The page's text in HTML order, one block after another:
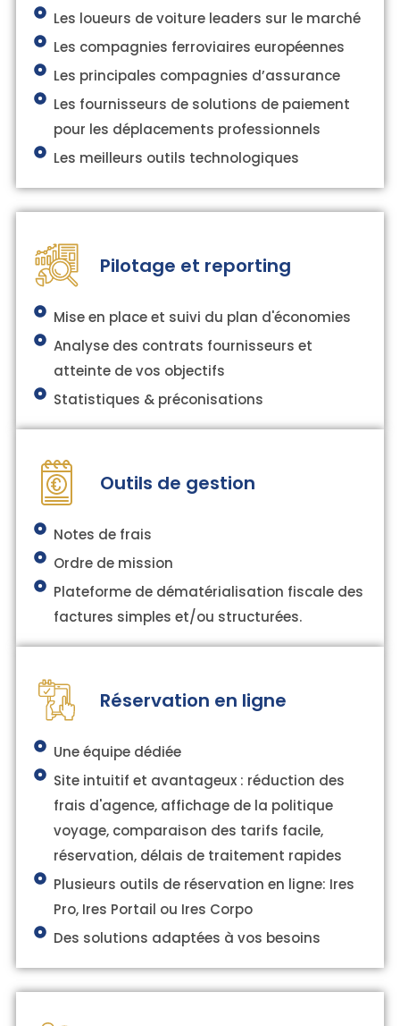
Les loueurs de voiture leaders sur le marché
Les compagnies ferroviaires européennes
Les principales compagnies d’assurance
Les fournisseurs de solutions de paiement
pour les déplacements professionnels
Les meilleurs outils technologiques
Pilotage et reporting
Mise en place et suivi du plan d'économies
Analyse des contrats fournisseurs et
atteinte de vos objectifs
Statistiques & préconisations
Outils de gestion
Notes de frais
Ordre de mission
Plateforme de dématérialisation fiscale des
factures simples et/ou structurées.
Réservation en ligne
Une équipe dédiée
Site intuitif et avantageux : réduction des
frais d'agence, affichage de la politique
voyage, comparaison des tarifs facile,
réservation, délais de traitement rapides
Plusieurs outils de réservation en ligne: Ires
Pro, Ires Portail ou Ires Corpo
Des solutions adaptées à vos besoins